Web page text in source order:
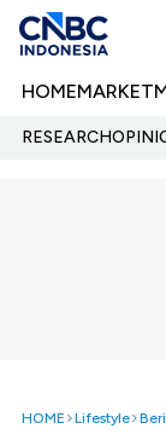
HOMEMARKET
RESEARCH
HOME Lifestyle